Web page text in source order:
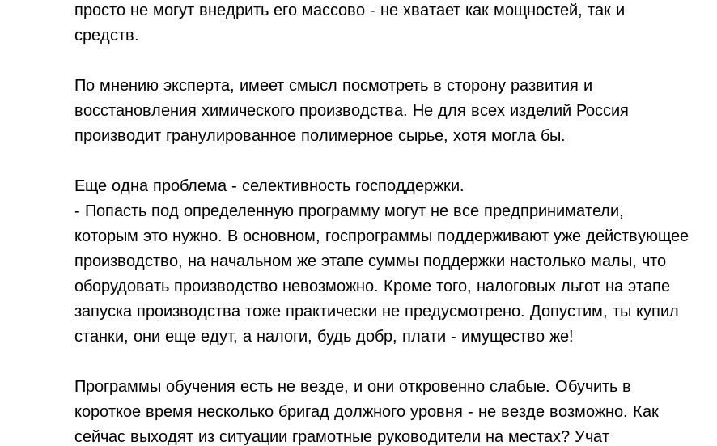
просто не могут внедрить его массово - не хватает как мощностей, так и
средств.
По мнению эксперта, имеет смысл посмотреть в сторону развития и
восстановления химического производства. Не для всех изделий Россия
производит гранулированное полимерное сырье, хотя могла бы.
Еще одна проблема - селективность господдержки.
- Попасть под определенную программу могут не все предприниматели,
которым это нужно. В основном, госпрограммы поддерживают уже действующее
производство, на начальном же этапе суммы поддержки настолько малы, что
оборудовать производство невозможно. Кроме того, налоговых льгот на этапе
запуска производства тоже практически не предусмотрено. Допустим, ты купил
станки, они еще едут, а налоги, будь добр, плати - имущество же!
Программы обучения есть не везде, и они откровенно слабые. Обучить в
короткое время несколько бригад должного уровня - не везде возможно. Как
сейчас выходят из ситуации грамотные руководители на местах? Учат